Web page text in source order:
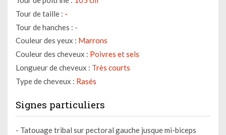
Tour de taille : -
Tour de hanches : -
Couleur des yeux : Marrons
Couleur des cheveux : Poivres et sels
Longueur de cheveux : Très courts
Type de cheveux : Rasés
Signes particuliers
- Tatouage tribal sur pectoral gauche jusque mi-biceps